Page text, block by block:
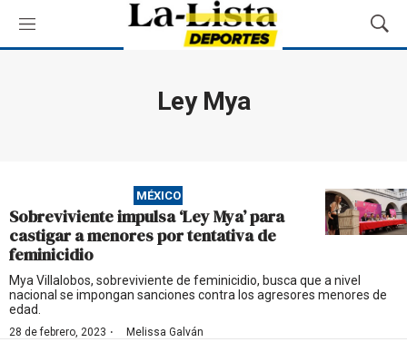
M
e
M
o
ú
s
q
u
a
Ley Mya
MÉXICO
Sobreviviente impulsa ‘Ley Mya’ para
castigar a menores por tentativa de
feminicidio
Mya Villalobos, sobreviviente de feminicidio, busca que a nivel
nacional se impongan sanciones contra los agresores menores de
edad.
28 de febrero, 2023 · Melissa Galván